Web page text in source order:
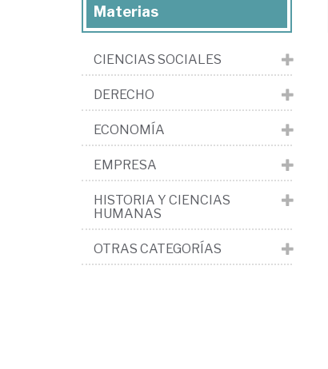
Materias
CIENCIAS SOCIALES
DERECHO
ECONOMÍA
EMPRESA
HISTORIA Y CIENCIAS
HUMANAS
OTRAS CATEGORÍAS